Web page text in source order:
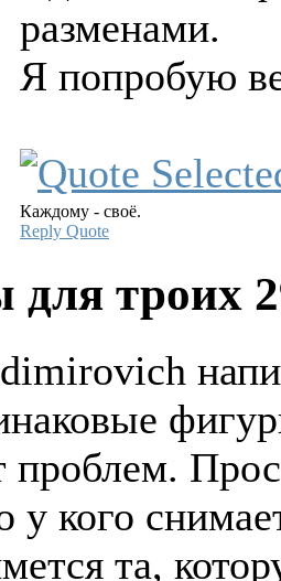
разменами.
Я попробую
Каждому - своё.
Reply Quote
троих
проблем.
у кого
та,